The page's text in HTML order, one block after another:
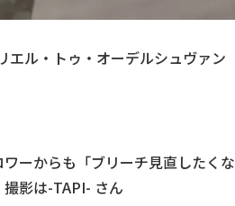
エル・トゥ・オーデルシュヴァン
ーからも「ブリーチ見直したくな
影は-TAPI- さん